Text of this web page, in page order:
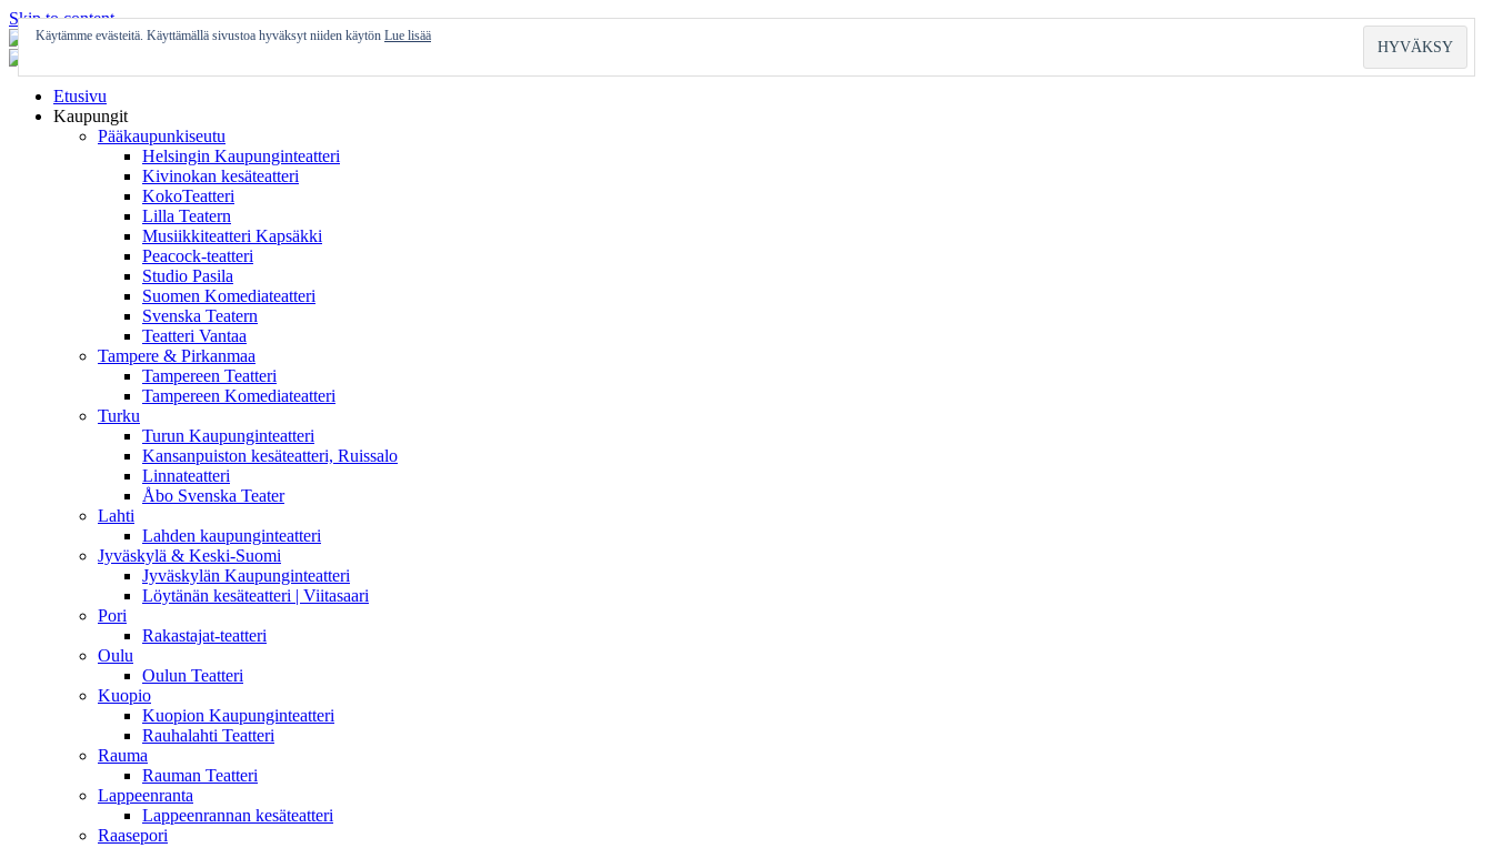
Skip to content
Etusivu
Kaupungit
Pääkaupunkiseutu
Helsingin Kaupunginteatteri
Kivinokan kesäteatteri
KokoTeatteri
Lilla Teatern
Musiikkiteatteri Kapsäkki
Peacock-teatteri
Studio Pasila
Suomen Komediateatteri
Svenska Teatern
Teatteri Vantaa
Tampere & Pirkanmaa
Tampereen Teatteri
Tampereen Komediateatteri
Turku
Turun Kaupunginteatteri
Kansanpuiston kesäteatteri, Ruissalo
Linnateatteri
Åbo Svenska Teater
Lahti
Lahden kaupunginteatteri
Jyväskylä & Keski-Suomi
Jyväskylän Kaupunginteatteri
Löytänän kesäteatteri | Viitasaari
Pori
Rakastajat-teatteri
Oulu
Oulun Teatteri
Kuopio
Kuopion Kaupunginteatteri
Rauhalahti Teatteri
Rauma
Rauman Teatteri
Lappeenranta
Lappeenrannan kesäteatteri
Raasepori
Käytämme evästeitä. Käyttämällä sivustoa hyväksyt niiden käytön Lue lisää